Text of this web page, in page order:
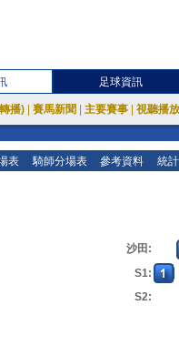
足球資訊
播) 賽馬新聞 主要賽事 視聽播
表 騎師分場表 參考資料 統
沙田:
S1:
S2: